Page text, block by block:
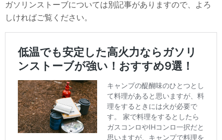
ガソリンストーブについては別記事がありますので、よろ
しければご覧ください。